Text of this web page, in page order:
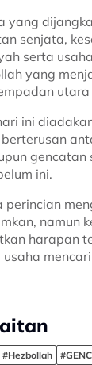
yang
senjata,
serta
yang
utara
ini
gencatan
ini.
perincian
namun
harapan
#Hezbollah